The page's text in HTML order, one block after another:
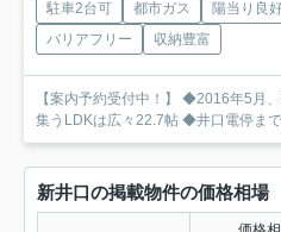
駐車2台可 都市ガス 陽当り良
バリアフリー
収納豊富
【案内予約受付中！】 ◆2016年5月
集うLDKは広々22.7帖 ◆井口電停ま
新井口の掲載物件の価格相場